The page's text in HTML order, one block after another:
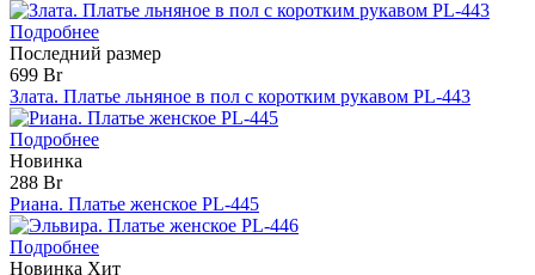
Подробнее
Последний размер
699 Br
Злата. Платье льняное в пол с коротким рукавом PL-443
Подробнее
Новинка
288 Br
Риана. Платье женское PL-445
Подробнее
Новинка Хит